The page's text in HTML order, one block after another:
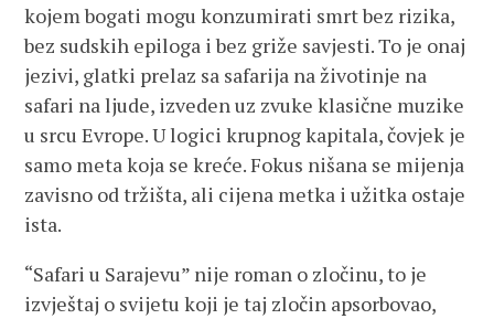
kojem bogati mogu konzumirati smrt bez rizika,
bez sudskih epiloga i bez griže savjesti. To je onaj
jezivi, glatki prelaz sa safarija na životinje na
safari na ljude, izveden uz zvuke klasične muzike
u srcu Evrope. U logici krupnog kapitala, čovjek je
samo meta koja se kreće. Fokus nišana se mijenja
zavisno od tržišta, ali cijena metka i užitka ostaje
ista.
“Safari u Sarajevu” nije roman o zločinu, to je
izvještaj o svijetu koji je taj zločin apsorbovao,